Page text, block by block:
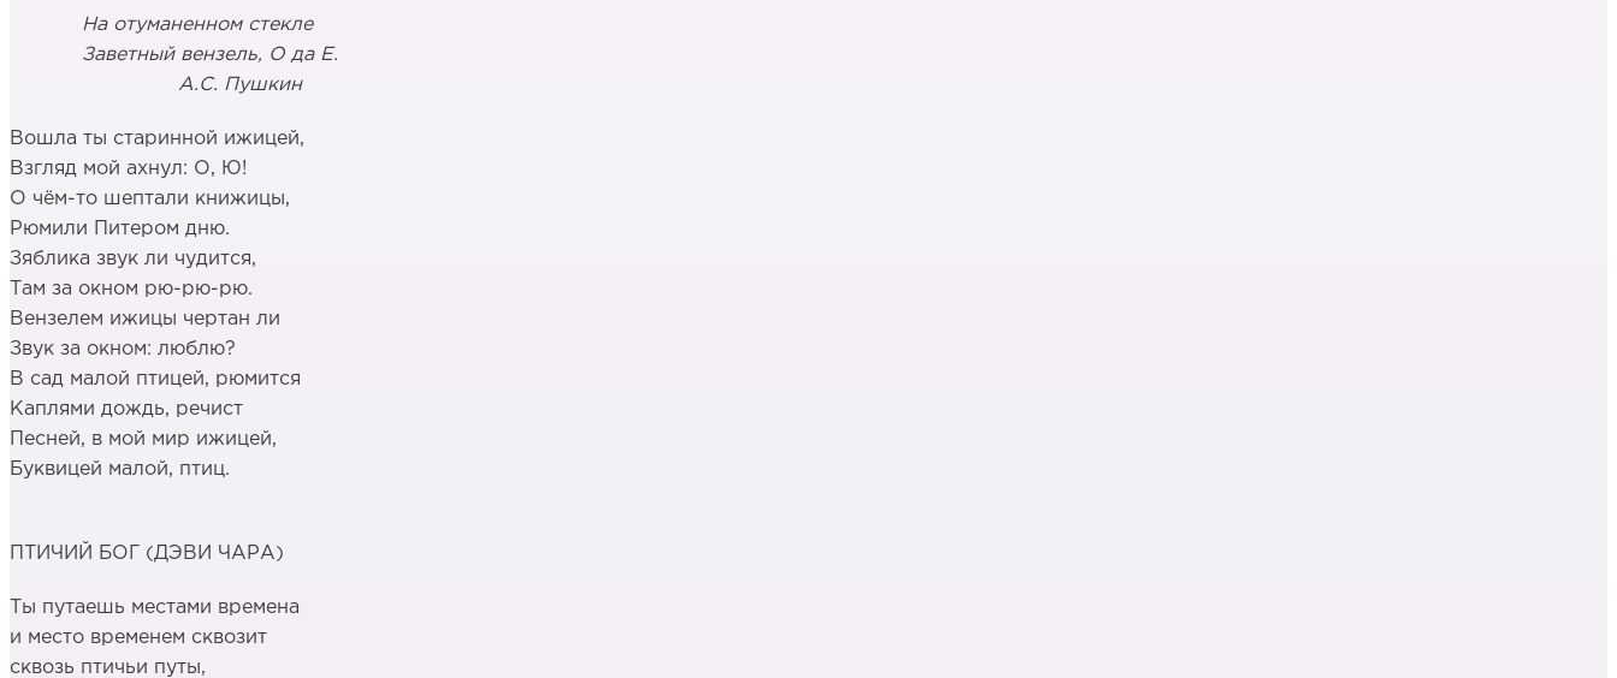
На отуманенном стекле
Заветный вензель, О да Е.
А.С. Пушкин
Вошла ты старинной ижицей,
Взгляд мой ахнул: О, Ю!
О чём-то шептали книжицы,
Рюмили Питером дню.
Зяблика звук ли чудится,
Там за окном рю-рю-рю.
Вензелем ижицы чертан ли
Звук за окном: люблю?
В сад малой птицей, рюмится
Каплями дождь, речист
Песней, в мой мир ижицей,
Буквицей малой, птиц.
ПТИЧИЙ БОГ (ДЭВИ ЧАРА)
Ты путаешь местами времена
и место временем сквозит
сквозь птичьи путы,